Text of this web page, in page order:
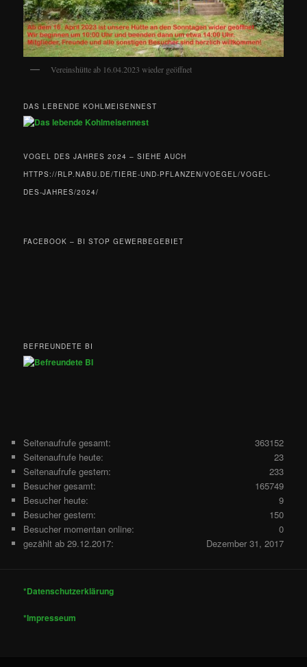
Vereinshütte ab 16.04.2023 wieder geöffnet
DAS LEBENDE KOHLMEISENNEST
VOGEL DES JAHRES 2024 – SIEHE AUCH
HTTPS://RLP.NABU.DE/TIERE-UND-PFLANZEN/VOEGEL/VOGEL-
DES-JAHRES/2024/
FACEBOOK – BI STOP GEWERBEGEBIET
BEFREUNDETE BI
363152
Seitenaufrufe gesamt:
23
Seitenaufrufe heute:
233
Seitenaufrufe gestern:
165749
Besucher gesamt:
9
Besucher heute:
150
Besucher gestern:
0
Besucher momentan online:
Dezember 31, 2017
gezählt ab 29.12.2017:
*Datenschutzerklärung
*Impresseum